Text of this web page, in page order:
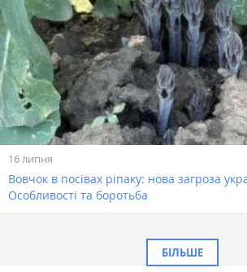
16 липня
Вовчок в посівах ріпаку: нова загроза
Особливості та боротьба
БІЛЬШЕ